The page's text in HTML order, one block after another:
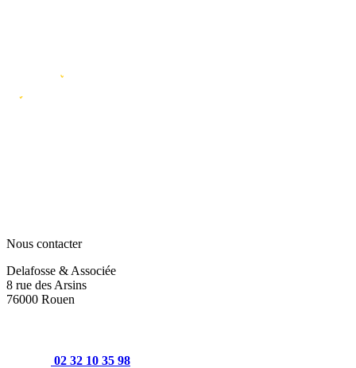
Nous contacter
Delafosse & Associée
8 rue des Arsins
76000 Rouen
02 32 10 35 98